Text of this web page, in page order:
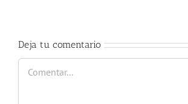
Deja tu comentario
Comentar